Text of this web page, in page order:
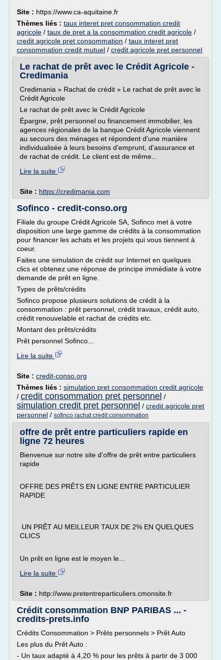
Site : https://www.ca-aquitaine.fr
Thèmes liés : taux interet pret consommation credit
agricole / taux de pret a la consommation credit agricole /
credit agricole pret consommation / taux interet pret
consommation credit mutuel / credit agricole pret personnel
Le rachat de prêt avec le Crédit Agricole -
Credimania
Credimania » Rachat de crédit » Le rachat de prêt avec le
Crédit Agricole
Le rachat de prêt avec le Crédit Agricole
Épargne, prêt personnel ou financement immobilier, les
agences régionales de la banque Crédit Agricole viennent
au secours des ménages et répondent d'une manière
individualisée à leurs besoins d'emprunt, d'assurance et
de rachat de crédit. Le client est de même...
Lire la suite
Site : https://credimania.com
Sofinco - credit-conso.org
Filiale du groupe Crédit Agricole SA, Sofinco met à votre
disposition une large gamme de crédits à la consommation
pour financer les achats et les projets qui vous tiennent à
coeur.
Faites une simulation de crédit sur Internet en quelques
clics et obtenez une réponse de principe immédiate à votre
demande de prêt en ligne.
Types de prêts/crédits
Sofinco propose plusieurs solutions de crédit à la
consommation : prêt personnel, crédit travaux, crédit auto,
crédit renouvelable et rachat de crédits etc.
Montant des prêts/crédits
Prêt personnel Sofinco...
Lire la suite
Site : credit-conso.org
Thèmes liés : simulation pret consommation credit agricole
/ credit consommation pret personnel /
simulation credit pret personnel / credit agricole pret
personnel / sofinco rachat credit consommation
offre de prêt entre particuliers rapide en
ligne 72 heures
Bienvenue sur notre site d'offre de prêt entre particuliers
rapide
OFFRE DES PRÊTS EN LIGNE ENTRE PARTICULIER
RAPIDE
UN PRÊT AU MEILLEUR TAUX DE 2% EN QUELQUES
CLICS
Un prêt en ligne est le moyen le...
Lire la suite
Site : http://www.pretentreparticuliers.cmonsite.fr
Crédit consommation BNP PARIBAS ... -
credits-prets.info
Crédits Consommation > Prêts personnels > Prêt Auto
Les plus du Prêt Auto :
- Un taux adapté à 4,20 % pour les prêts à partir de 3 000